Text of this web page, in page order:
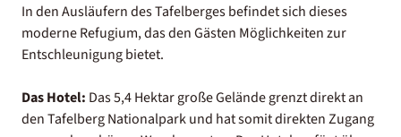
In den Ausläufern des Tafelberges befindet sich dieses
moderne Refugium, das den Gästen Möglichkeiten zur
Entschleunigung bietet.
Das Hotel: Das 5,4 Hektar große Gelände grenzt direkt an
den Tafelberg Nationalpark und hat somit direkten Zugang